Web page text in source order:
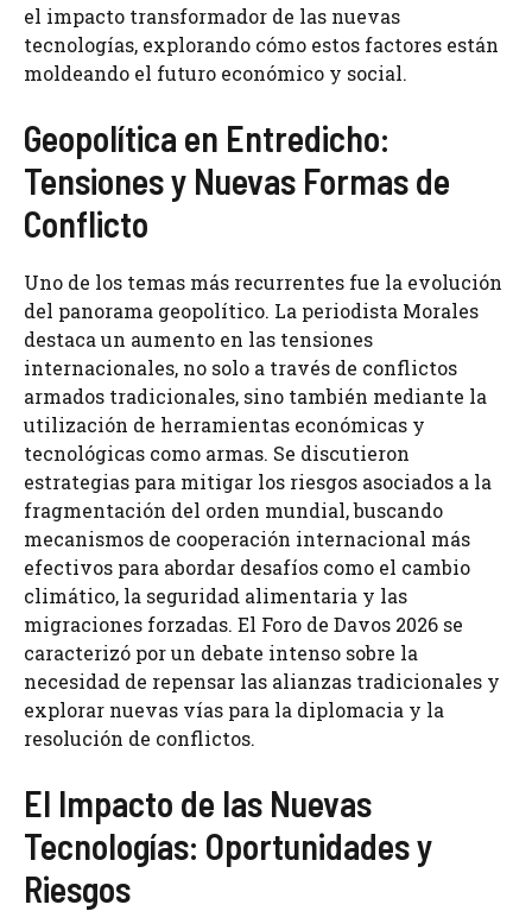
el impacto transformador de las nuevas
tecnologías, explorando cómo estos factores están
moldeando el futuro económico y social.
Geopolítica en Entredicho:
Tensiones y Nuevas Formas de
Conflicto
Uno de los temas más recurrentes fue la evolución
del panorama geopolítico. La periodista Morales
destaca un aumento en las tensiones
internacionales, no solo a través de conflictos
armados tradicionales, sino también mediante la
utilización de herramientas económicas y
tecnológicas como armas. Se discutieron
estrategias para mitigar los riesgos asociados a la
fragmentación del orden mundial, buscando
mecanismos de cooperación internacional más
efectivos para abordar desafíos como el cambio
climático, la seguridad alimentaria y las
migraciones forzadas. El Foro de Davos 2026 se
caracterizó por un debate intenso sobre la
necesidad de repensar las alianzas tradicionales y
explorar nuevas vías para la diplomacia y la
resolución de conflictos.
El Impacto de las Nuevas
Tecnologías: Oportunidades y
Riesgos